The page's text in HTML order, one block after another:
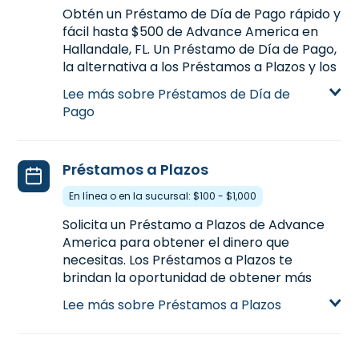
6. Advance America #512
6.7mi
8260 Pines Blvd.
Pembroke Pines, FL 33024
(954) 433-8562
7. Advance America #508
9mi
3263 Davie Blvd.
Fort Lauderdale, FL 33312
Obtén un Préstamo de Día de Pago rápido y
fácil hasta $500 de Advance America en
Hallandale, FL. Un Préstamo de Día de Pago,
la alternativa a los Préstamos a Plazos y los
Préstamos Sobre Tu Auto, es una manera
de obtener dinero extra cuando más lo
necesitas. Visítanos en una de nuestras
Aprende más sobre Préstamos de Día de
Pago
Lee más sobre Préstamos de Día de
Pago
Préstamos a Plazos
En línea o en la sucursal: $100 - $1,000
Solicita un Préstamo a Plazos de Advance
America para obtener el dinero que
necesitas. Los Préstamos a Plazos te
brindan la oportunidad de obtener más
dinero con más tiempo de pagarlo,
comparado con los Préstamos de Día de
Lee más sobre Préstamos a Plazos